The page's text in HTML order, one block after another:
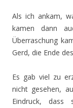
Als ich ankam,
kamen dann
Überraschung
Gerd, die Ende
Es gab viel zu
nicht gesehen,
Eindruck,